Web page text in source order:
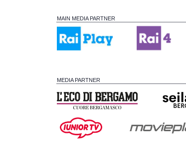
MAIN MEDIA PARTNER
MEDIA PARTNER